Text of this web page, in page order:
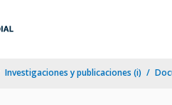
Investigaciones y publicaciones (i)